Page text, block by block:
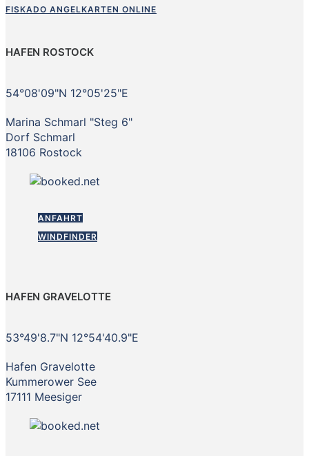
FISKADO ANGELKARTEN ONLINE
HAFEN ROSTOCK
54°08'09"N 12°05'25"E
Marina Schmarl "Steg 6"
Dorf Schmarl
18106 Rostock
ANFAHRT
WINDFINDER
HAFEN GRAVELOTTE
53°49'8.7"N 12°54'40.9"E
Hafen Gravelotte
Kummerower See
17111 Meesiger